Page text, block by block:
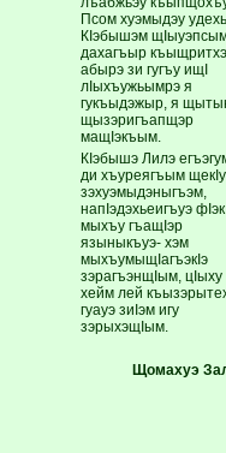
Псом хуэмыдэу
КIэбышэм
дахагъыр
абырэ зи гугъу ищI
лIыхъужьымрэ я
гукъыдэжыр, я
щызэригъапщэр
мащIэкъым.
КIэбышэ Лилэ
ди хъуреягъым
зэхуэмыдэныгъэм,
напIэдэхьеигъуэ
мыхъу гъащIэр
языныкъуэ- хэм
мыхъумыщIагъэкIэ
зэрагъэнщIым, цIыху
хейм лей
гуауэ зиIэм игу
зэрыхэщIым.
Щомахуэ